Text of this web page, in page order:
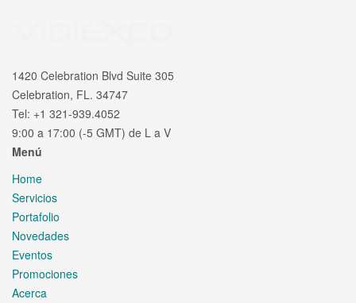
1420 Celebration Blvd Suite 305
Celebration, FL. 34747
Tel: +1 321-939.4052
9:00 a 17:00 (-5 GMT) de L a V
Menú
Home
Servicios
Portafolio
Novedades
Eventos
Promociones
Acerca